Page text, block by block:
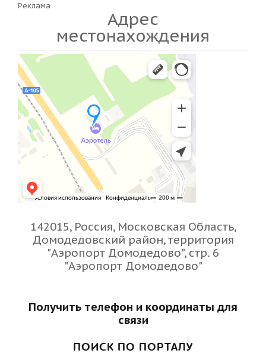
Реклама
Адрес
местонахождения
142015, Россия, Московская Область,
Домодедовский район, территория
"Аэропорт Домодедово", стр. 6
"Аэропорт Домодедово"
Получить телефон и координаты для
связи
ПОИСК ПО ПОРТАЛУ